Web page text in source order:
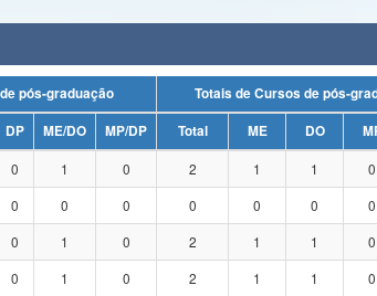
Total de Programas de pós-graduação
Totais de Cursos de pós-
DP ME/DO MP/DP Total ME DO
0 1 0 2 1 1 0
0 0 0 0 0 0 0
0 1 0 2 1 1 0
0 1 0 2 1 1 0